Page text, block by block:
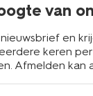
van
en
keren
Afmelden kan